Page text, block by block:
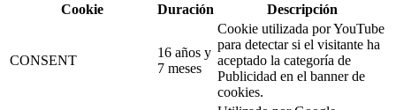
Cookie
Duración Descripción
CONSENT
16 años y
7 meses
Cookie utilizada por YouTube
para detectar si el visitante ha
aceptado la categoría de
Publicidad en el banner de
cookies.